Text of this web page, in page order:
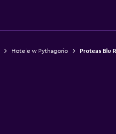
Hotele w Pythagorio Proteas Blu